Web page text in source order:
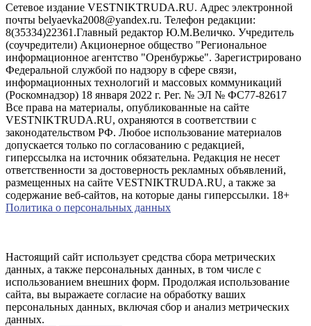
Сетевое издание VESTNIKTRUDA.RU. Адрес электронной
почты belyaevka2008@yandex.ru. Телефон редакции:
8(35334)22361.Главный редактор Ю.М.Величко. Учредитель
(соучредители) Акционерное общество "Региональное
информационное агентство "Оренбуржье". Зарегистрировано
Федеральной службой по надзору в сфере связи,
информационных технологий и массовых коммуникаций
(Роскомнадзор) 18 января 2022 г. Рег. № ЭЛ № ФС77-82617
Все права на материалы, опубликованные на сайте
VESTNIKTRUDA.RU, охраняются в соответствии с
законодательством РФ. Любое использование материалов
допускается только по согласованию с редакцией,
гиперссылка на источник обязательна. Редакция не несет
ответственности за достоверность рекламных объявлений,
размещенных на сайте VESTNIKTRUDA.RU, а также за
содержание веб-сайтов, на которые даны гиперссылки. 18+
Политика о персональных данных
Настоящий сайт использует средства сбора метрических
данных, а также персональных данных, в том числе с
использованием внешних форм. Продолжая использование
сайта, вы выражаете согласие на обработку ваших
персональных данных, включая сбор и анализ метрических
данных.